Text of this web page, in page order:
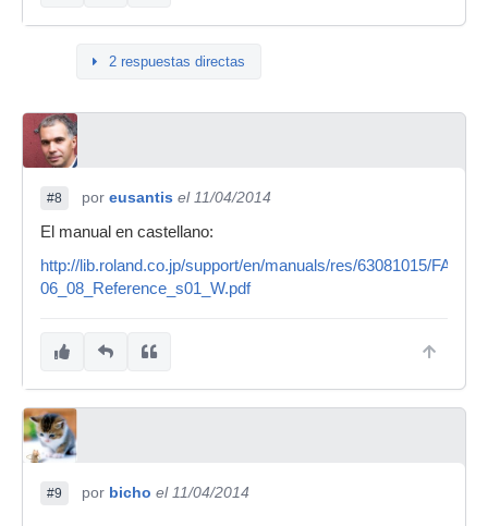
2 respuestas directas
#8 por eusantis el 11/04/2014
El manual en castellano:
http://lib.roland.co.jp/support/en/manuals/res/63081015/FA-
06_08_Reference_s01_W.pdf
#9 por bicho el 11/04/2014